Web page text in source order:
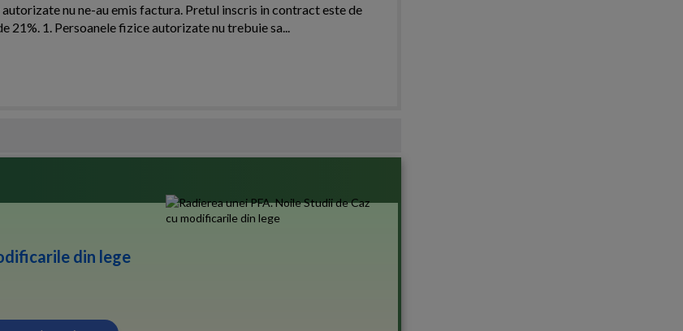
nu ne-au emis factura. Pretul inscris in contract este de
21%. 1. Persoanele fizice autorizate nu trebuie sa...
din lege